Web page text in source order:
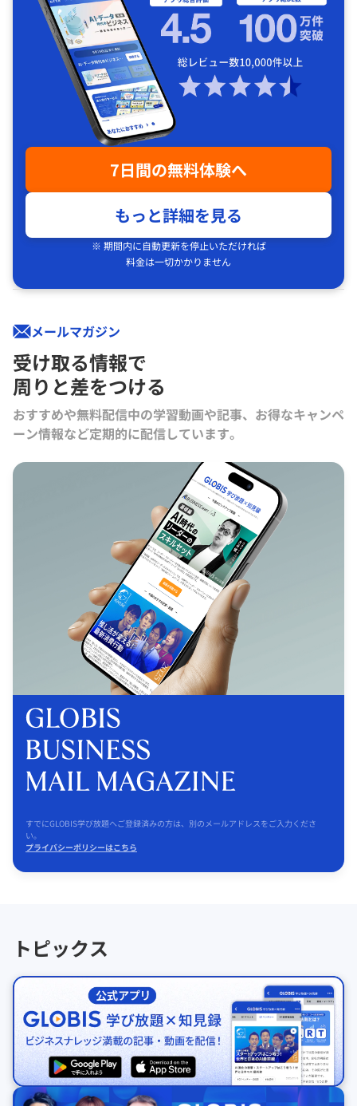
7日間の無料体験へ
もっと詳細を見る
※ 期間内に自動更新を停止いただければ
料金は一切かかりません
メールマガジン
受け取る情報で
周りと差をつける
おすすめや無料配信中の学習動画や記事、お得なキャンペ
ーン情報など定期的に配信しています。
すでにGLOBIS学び放題へご登録済みの方は、別のメールアドレスをご入力くださ
い。
プライバシーポリシーはこちら
トピックス